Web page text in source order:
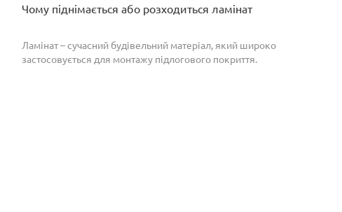
Чому піднімається або розходиться ламінат
Ламінат – сучасний будівельний матеріал, який широко
застосовується для монтажу підлогового покриття.